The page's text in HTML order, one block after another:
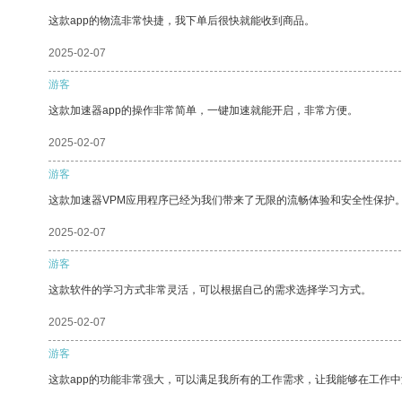
这款app的物流非常快捷，我下单后很快就能收到商品。
2025-02-07
游客
这款加速器app的操作非常简单，一键加速就能开启，非常方便。
2025-02-07
游客
这款加速器VPM应用程序已经为我们带来了无限的流畅体验和安全性保护。
2025-02-07
游客
这款软件的学习方式非常灵活，可以根据自己的需求选择学习方式。
2025-02-07
游客
这款app的功能非常强大，可以满足我所有的工作需求，让我能够在工作中